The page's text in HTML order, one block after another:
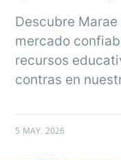
Descubre
mercado
recursos
contras en
5 MAY. 2026